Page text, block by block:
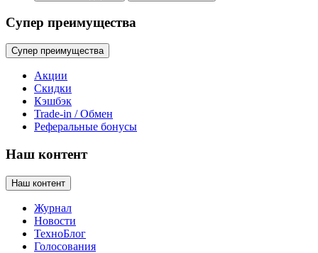
Супер преимущества
Супер преимущества
Акции
Скидки
Кэшбэк
Trade-in / Обмен
Реферальные бонусы
Наш контент
Наш контент
Журнал
Новости
ТехноБлог
Голосования